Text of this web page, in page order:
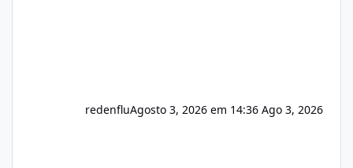
redenfluAgosto 3, 2026 em 14:36 Ago 3, 2026